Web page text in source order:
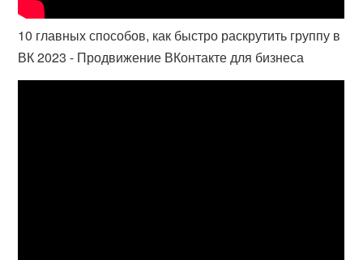
10 главных способов, как быстро раскрутить группу в
ВК 2023 - Продвижение ВКонтакте для бизнеса